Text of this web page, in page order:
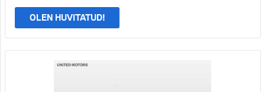
OLEN HUVITATUD!